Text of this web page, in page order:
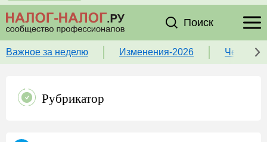
Поиск
Важное за неделю Изменения-2026 Чек-
Рубрикатор